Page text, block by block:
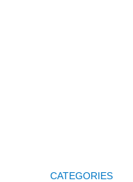
CATEGORIES